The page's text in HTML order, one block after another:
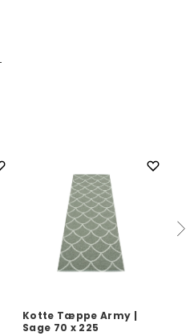
Kotte Tæppe Army |
Sage 70 x 225